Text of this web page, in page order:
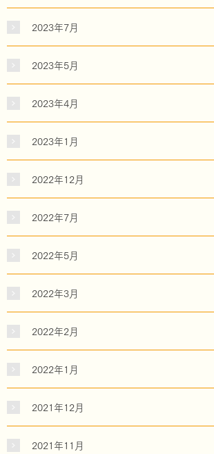
2023年7月
2023年5月
2023年4月
2023年1月
2022年12月
2022年7月
2022年5月
2022年3月
2022年2月
2022年1月
2021年12月
2021年11月